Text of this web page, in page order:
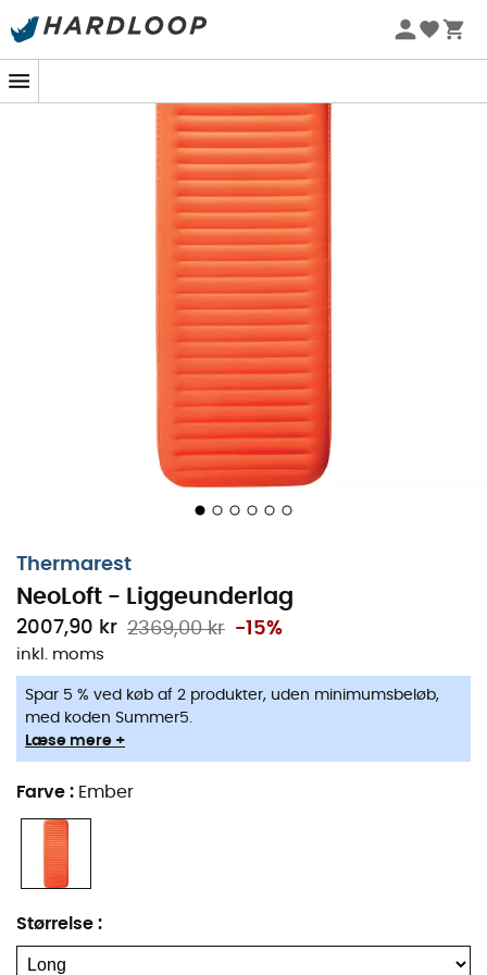
-5% Extra - Kode Summer5
Thermarest
NeoLoft - Liggeunderlag
2007,90 kr 2369,00 kr -15%
inkl. moms
Spar 5 % ved køb af 2 produkter, uden minimumsbeløb,
med koden Summer5.
Læse mere +
Farve : Ember
Størrelse :
Med NeoLoftredefinerer
komforten under
stjernerne. Dens generøse tykkelse på11,7 cm,3D-
design
liggeunderlag til en ægte eventyrseng: optimal
stabilitet, udvidet overflade og ingen natlige ruller uden
strækbare strikstof, blødt som en teknisk T-shirt,
former sig efter din krop med en bemærkelsesværdig
fleksibilitet, hvilket minimerer trykpunkter for rolige
nætter, selv efter en lang dags vandring.
ContourCore Matrix
ThermaCapture™-systemetfor at holde varmen dér,
hvor den skal være: mod dig.TwinLock™
hurtig oppustning/udluftning uden besvær.
Kort sagt, let, hyggeligt, effektivt...NeoLoft
liggeunderlaget til vandrere, der elsker at gå lige så
meget, som de elsker at sove godt.
3D-design: dens næsten 11,7 cm tykkelse og brede
rektangulære overflade er ideelle til personer, der
Strækbart strikstof: meget blødt som dit foretrukne
basislag, det strækbare stof former sig efter
kroppen for perfekt komfort og støtte.
høje termiske effektivitet er baseret på materialer,
der fremmer komfort, hvilket gør det muligt for
NeoLoft at forme sig efter kroppen, støtte og isolere
det, og samtidig rulles sammen til en kompakt